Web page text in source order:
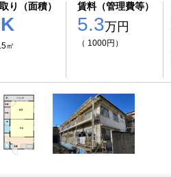
り（面積）
㎡
賃料（管理費等）
5.3万円
（ 1000円）